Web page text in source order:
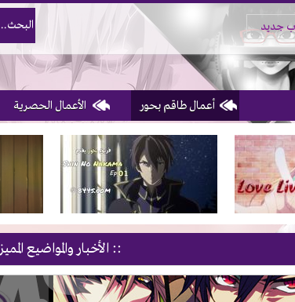
جديد
أعمال طاقم بحور الأعمال الحصرية
3, 4, 5 & 6of 10
:: الأخبار والمواضيع